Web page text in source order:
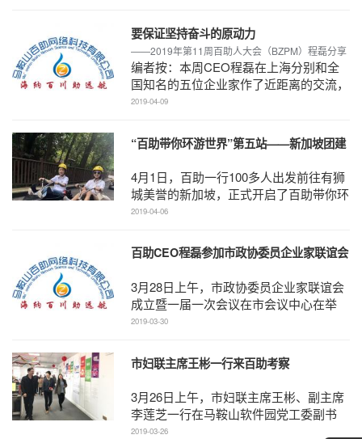
要保证坚持奋斗的原动力
——2019年第11周百助人大会（BZPM）程磊分享
编者按：本周CEO程磊在上海分别和全
国知名的五位企业家作了近距离的交流，
他们是现任特劳特伙伴公司全球总裁（中
2019-04-09
“百助带你环游世界”第五站——新加坡团建
4月1日，百助一行100多人出发前往有狮
城美誉的新加坡，正式开启了百助带你环
游世界之行。...
2019-04-06
百助CEO程磊参加市政协委员企业家联谊会
3月28日上午，市政协委员企业家联谊会
成立暨一届一次会议在市会议中心在举
行。市政协党组书记、主席李群出席会议
2019-03-30
市妇联主席王彬一行来百助考察
3月26日上午，市妇联主席王彬、副主席
李莲芝一行在马鞍山软件园党工委副书
记、管委会副主任袁德琴的陪同下来到百
2019-03-26